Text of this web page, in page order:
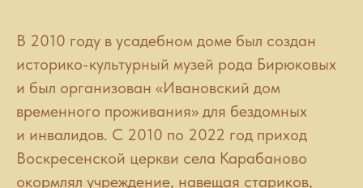
В 2010 году в усадебном доме был создан
историко-культурный музей рода Бирюковых
и был организован «Ивановский дом
временного проживания» для бездомных
и инвалидов. С 2010 по 2022 год приход
Воскресенской церкви села Карабаново
окормлял учреждение, навещая стариков,